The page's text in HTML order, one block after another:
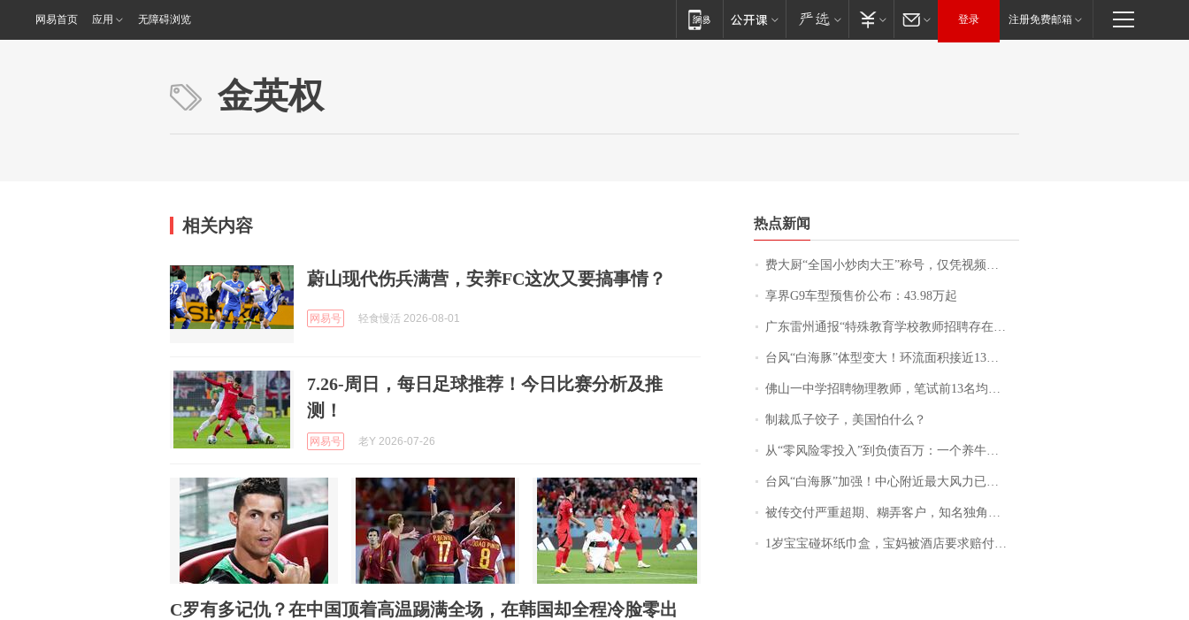
网易首页 应用 无障碍浏览 登录 注册免费邮箱
金英权
相关内容
蔚山现代伤兵满营，安养FC这次又要搞事情？
网易号 轻食慢活 2026-08-01
7.26-周日，每日足球推荐！今日比赛分析及推
测！
网易号 老Y 2026-07-26
C罗有多记仇？在中国顶着高温踢满全场，在韩国却全程冷脸零出
热点新闻
费大厨“全国小炒肉大王”称号，仅凭视频评出？中国烹饪协会回应
享界G9车型预售价公布：43.98万起
广东雷州通报“特殊教育学校教师招聘存在违规行为”：已启动问责程序 副校长被停职
台风“白海豚”体型变大！环流面积接近13个浙江那么大
佛山一中学招聘物理教师，笔试前13名均遭淘汰？教育局：已叫停招聘，成立调查组全面核查
制裁瓜子饺子，美国怕什么？
从“零风险零投入”到负债百万：一个养牛项目崩盘后，谁该为农户的贷款买单丨红星调查
台风“白海豚”加强！中心附近最大风力已达15级 最新研判
被传交付严重超期、糊弄客户，知名独角兽车企创始人回应：都没证据，将依法采取措施，“本人长期与美国交管局保持沟通，对方表示肯定”
1岁宝宝碰坏纸巾盒，宝妈被酒店要求赔付924元！三亚一酒店回复：骨瓷定制！网友一查价格，吵翻了